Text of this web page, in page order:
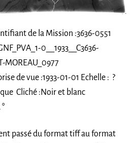
de la Mission :3636-0551
0__1933__C3636-
MOREAU_0977
de vue :1933-01-01 Echelle : ?
Cliché :Noir et blanc
passé du format tiff au format